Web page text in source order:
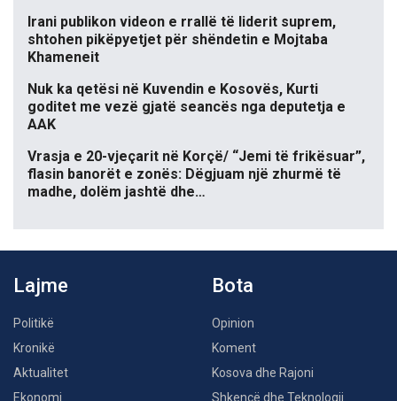
Irani publikon videon e rrallë të liderit suprem,
shtohen pikëpyetjet për shëndetin e Mojtaba
Khameneit
Nuk ka qetësi në Kuvendin e Kosovës, Kurti
goditet me vezë gjatë seancës nga deputetja e
AAK
Vrasja e 20-vjeçarit në Korçë/ “Jemi të frikësuar”,
flasin banorët e zonës: Dëgjuam një zhurmë të
madhe, dolëm jashtë dhe…
Lajme
Politikë
Kronikë
Aktualitet
Ekonomi
Bota
Opinion
Koment
Kosova dhe Rajoni
Shkencë dhe Teknologji